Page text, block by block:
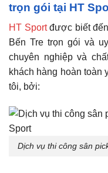
trọn gói tại HT
HT Sportđược biết
Bến Tre trọn gói và
chuyên nghiệp và
khách hàng hoàn toàn
tôi, bởi:
Dịch vụ thi công sân